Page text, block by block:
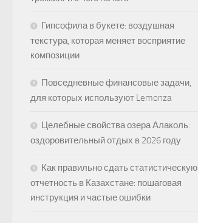
Гипсофила в букете: воздушная
текстура, которая меняет восприятие
композиции
Повседневные финансовые задачи,
для которых используют Lemonza
Целебные свойства озера Алаколь:
оздоровительный отдых в 2026 году
Как правильно сдать статистическую
отчетность в Казахстане: пошаговая
инструкция и частые ошибки